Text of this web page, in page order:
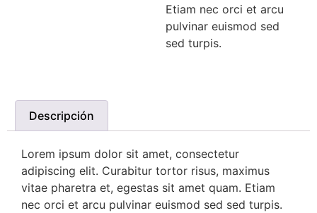
Etiam nec orci et arcu
pulvinar euismod sed
sed turpis.
Descripción
Lorem ipsum dolor sit amet, consectetur
adipiscing elit. Curabitur tortor risus, maximus
vitae pharetra et, egestas sit amet quam. Etiam
nec orci et arcu pulvinar euismod sed sed turpis.